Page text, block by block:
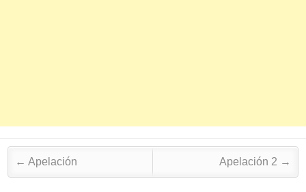
Post navigation
← Apelación Apelación 2 →